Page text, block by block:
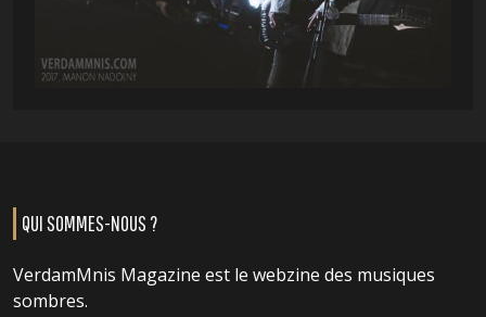
QUI SOMMES-NOUS ?
VerdamMnis Magazine est le webzine des musiques
sombres.